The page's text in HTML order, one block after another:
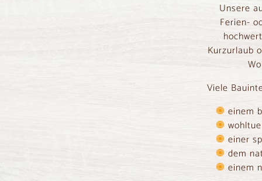
Unsere
Ferien-
Kurzurlaub
Viele
einem
einer
dem
einem